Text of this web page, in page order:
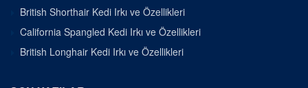
British Shorthair Kedi Irkı ve Özellikleri
California Spangled Kedi Irkı ve Özellikleri
British Longhair Kedi Irkı ve Özellikleri